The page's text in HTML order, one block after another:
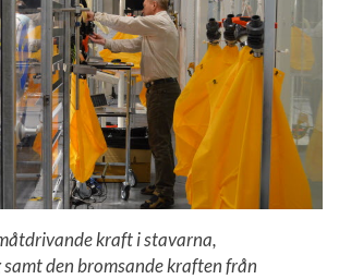
kraft i stavarna,
den bromsande kraften från